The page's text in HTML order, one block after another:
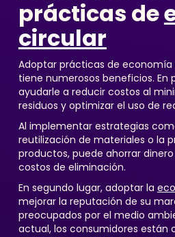
prácticas de
circular
Adoptar prácticas de economía
tiene numerosos beneficios. En
ayudarle a reducir costos al
residuos y optimizar el uso de
Al implementar estrategias
reutilización de materiales o la
productos, puede ahorrar
costos de eliminación.
En segundo lugar, adoptar la
mejorar la reputación de su
preocupados por el medio
actual, los consumidores están